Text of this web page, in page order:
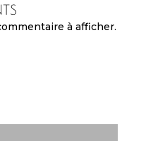
à afficher.